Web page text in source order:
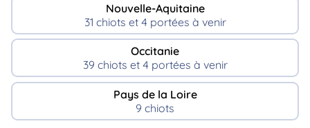
Nouvelle-Aquitaine
31 chiots et 4 portées à venir
Occitanie
39 chiots et 4 portées à venir
Pays de la Loire
9 chiots